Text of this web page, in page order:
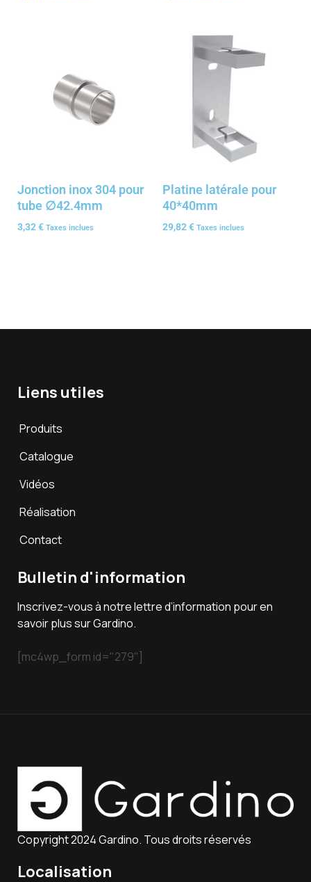
Jonction inox 304 pour
tube ∅42.4mm
3,32€ Taxes inclues
Platine latérale pour
40*40mm
29,82€ Taxes inclues
Liens utiles
Produits
Catalogue
Vidéos
Réalisation
Contact
Bulletin d'information
Inscrivez-vous à notre lettre d’information pour en
savoir plus sur Gardino.
[mc4wp_form id="279"]
Copyright 2024 Gardino. Tous droits réservés
Localisation